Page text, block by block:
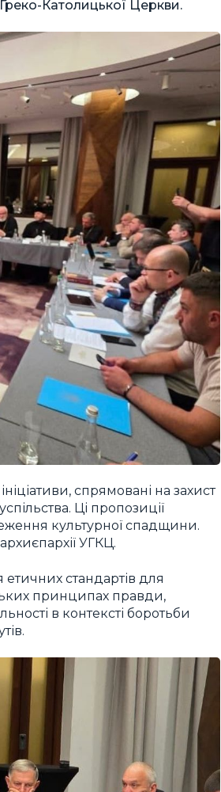
Католицької Церкви.
спрямовані на захист
Ці пропозиції
культурної спадщини.
УГКЦ.
стандартів для
принципах правди,
в контексті боротьби